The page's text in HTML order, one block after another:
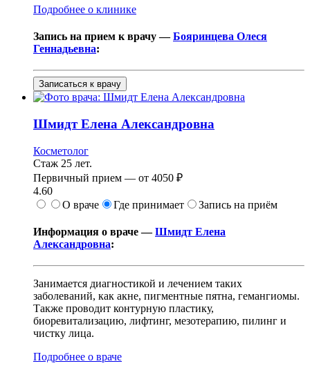
Подробнее о клинике
Запись на прием к врачу —Бояринцева Олеся
Геннадьевна:
Записаться к врачу
ШмидтЕлена Александровна
Косметолог
Стаж 25 лет.
Первичный прием — от 4050 ₽
4.60
О враче
Где принимает Запись на приём
Информация о враче —Шмидт Елена
Александровна:
Занимается диагностикой и лечением таких
заболеваний, как акне, пигментные пятна, гемангиомы.
Также проводит контурную пластику,
биоревитализацию, лифтинг, мезотерапию, пилинг и
чистку лица.
Подробнее о враче